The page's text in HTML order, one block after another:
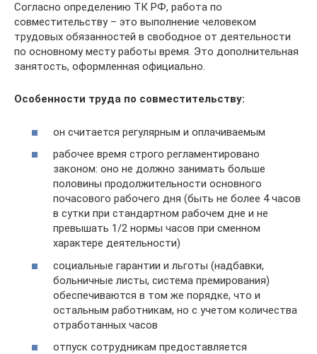
Согласно определению ТК РФ, работа по
совместительству – это выполнение человеком
трудовых обязанностей в свободное от деятельности
по основному месту работы время. Это дополнительная
занятость, оформленная официально.
Особенности труда по совместительству:
он считается регулярным и оплачиваемым
рабочее время строго регламентировано
законом: оно не должно занимать больше
половины продолжительности основного
почасового рабочего дня (быть не более 4 часов
в сутки при стандартном рабочем дне и не
превышать 1/2 нормы часов при сменном
характере деятельности)
социальные гарантии и льготы (надбавки,
больничные листы, система премирования)
обеспечиваются в том же порядке, что и
остальным работникам, но с учетом количества
отработанных часов
отпуск сотрудникам предоставляется